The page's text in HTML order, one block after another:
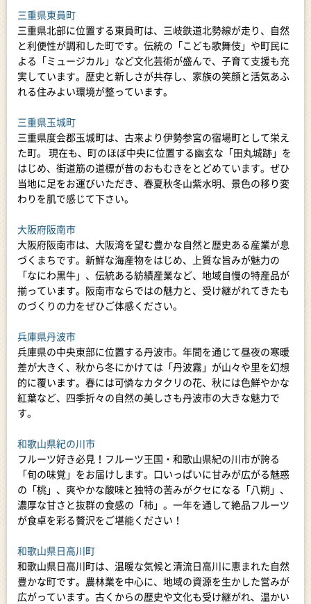
三重県東員町
三重県北部に位置する東員町は、三岐鉄道北勢線が走り、自然
と利便性が調和した町です。伝統の「こども歌舞伎」や町民に
よる「ミュージカル」など文化芸術が盛んで、子育て支援も充
実しています。歴史と新しさが共存し、家族の笑顔と活気あふ
れる住みよい環境が整っています。
三重県玉城町
三重県度会郡玉城町は、古来より伊勢参宮の宿場町として栄え
た町。 現在も、町のほぼ中央に位置する幽玄な「田丸城跡」を
はじめ、街道筋の道標が昔のおもむきをとどめています。ぜひ
当地に足をお運びいただき、春夏秋冬山紫水明、景色の移り変
わりを肌で感じて下さい。
大阪府阪南市
大阪府阪南市は、大阪湾を望む豊かな自然と歴史ある産業が息
づくまちです。新鮮な海産物をはじめ、上質な旨みが魅力の
「なにわ黒牛」、伝統ある紡績産業など、地域自慢の特産品が
揃っています。阪南市ならではの魅力と、受け継がれてきたも
のづくりの力をぜひご体感ください。
兵庫県丹波市
兵庫県の中央東部に位置する丹波市。年間を通じて昼夜の寒暖
差が大きく、秋から冬にかけては「丹波霧」が山々や里を幻想
的に覆います。春には可憐なカタクリの花、秋には色鮮やかな
紅葉など、四季折々の自然の美しさも丹波市の大きな魅力で
す。
和歌山県紀の川市
フルーツ好き必見！フルーツ王国・和歌山県紀の川市が誇る
「旬の味覚」をお届けします。口いっぱいに甘みが広がる魅惑
の「桃」、爽やかな酸味と独特の苦みがクセになる「八朔」、
濃厚な甘さと抜群の食感の「柿」。一年を通して絶品フルーツ
が食卓を彩る贅沢をご堪能ください！
和歌山県日高川町
和歌山県日高川町は、温暖な気候と清流日高川に恵まれた自然
豊かな町です。農林業を中心に、地域の資源を生かした営みが
広がっています。古くからの歴史や文化も受け継がれ、温かい